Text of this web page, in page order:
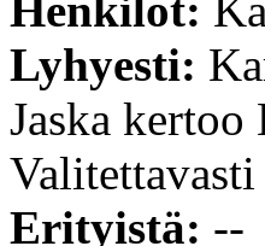
Lyhyesti:
Jaska
Valitettavasti
Erityistä: --